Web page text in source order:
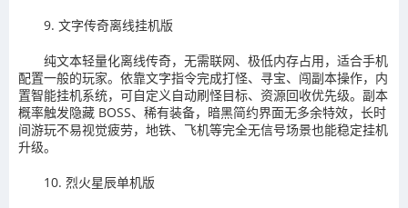
9. 文字传奇离线挂机版
纯文本轻量化离线传奇，无需联网、极低内存占用，适合手机
配置一般的玩家。依靠文字指令完成打怪、寻宝、闯副本操作，内
置智能挂机系统，可自定义自动刷怪目标、资源回收优先级。副本
概率触发隐藏 BOSS、稀有装备，暗黑简约界面无多余特效，长时
间游玩不易视觉疲劳，地铁、飞机等完全无信号场景也能稳定挂机
升级。
10. 烈火星辰单机版